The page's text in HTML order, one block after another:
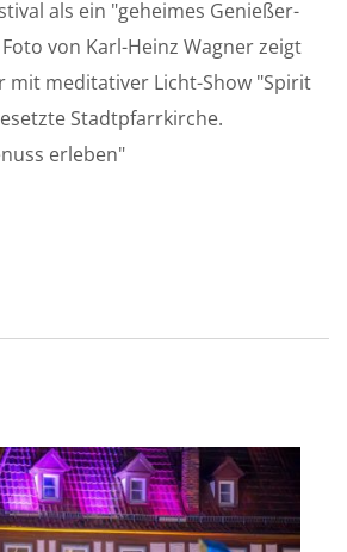
als ein "geheimes Genießer-
von Karl-Heinz Wagner zeigt
mit meditativer Licht-Show "Spirit
Stadtpfarrkirche.
erleben"